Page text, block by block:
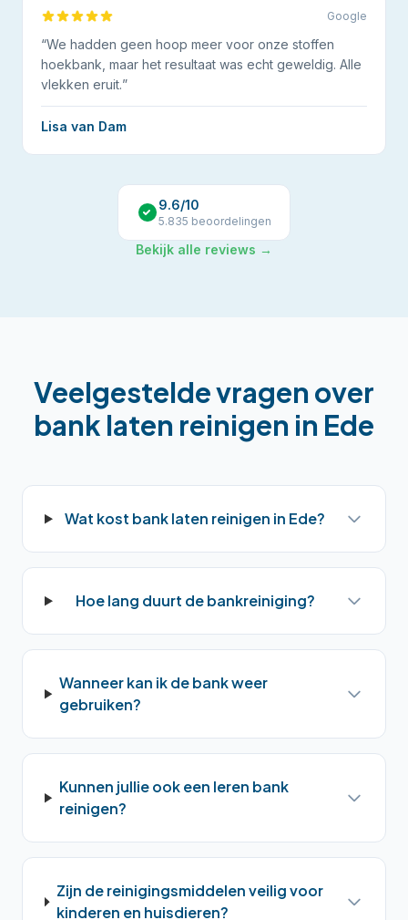
Google
“We hadden geen hoop meer voor onze stoffen
hoekbank, maar het resultaat was echt geweldig. Alle
vlekken eruit.”
Lisa van Dam
9.6/10
5.835 beoordelingen
Bekijk alle reviews →
Veelgestelde vragen over
bank laten reinigen in Ede
Wat kost bank laten reinigen in Ede?
Hoe lang duurt de bankreiniging?
Wanneer kan ik de bank weer
gebruiken?
Kunnen jullie ook een leren bank
reinigen?
Zijn de reinigingsmiddelen veilig voor
kinderen en huisdieren?